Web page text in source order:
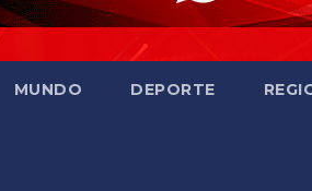
MUNDO DEPORTE